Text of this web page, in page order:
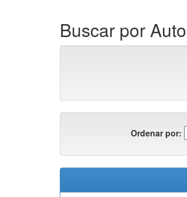
Buscar por
Ordenar por: